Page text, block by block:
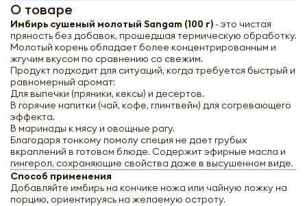
О товаре
Имбирь сушеный молотый Sangam (100 г) - это чистая
пряность без добавок, прошедшая термическую обработку.
Молотый корень обладает более концентрированным и
жгучим вкусом по сравнению со свежим.
Продукт подходит для ситуаций, когда требуется быстрый и
равномерный аромат:
Для выпечки (пряники, кексы) и десертов.
В горячие напитки (чай, кофе, глинтвейн) для согревающего
эффекта.
В маринады к мясу и овощные рагу.
Благодаря тонкому помолу специя не дает грубых
вкраплений в готовом блюде. Содержит эфирные масла и
гингерол, сохраняющие свойства даже в высушенном виде.
Способ применения
Добавляйте имбирь на кончике ножа или чайную ложку на
порцию, ориентируясь на желаемую остроту.